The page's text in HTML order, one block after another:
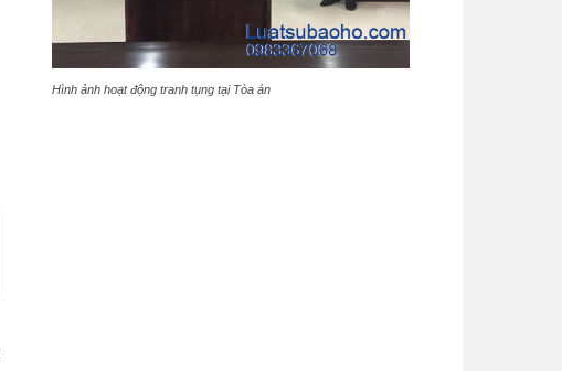
Hình ảnh hoạt động tranh tụng tại Tòa án